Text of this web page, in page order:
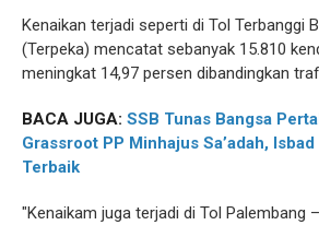
Kenaikan terjadi seperti di Tol Terbanggi
(Terpeka) mencatat sebanyak 15.810
meningkat 14,97 persen dibandingkan
BACA JUGA: SSB Tunas Bangsa
Grassroot PP Minhajus Sa’adah,
Terbaik
"Kenaikam juga terjadi di Tol Palembang